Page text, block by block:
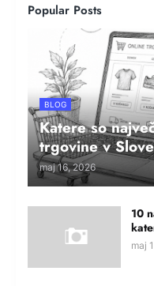
Popular Posts
BLOG
Katere so
trgovine v
maj 16, 2026
10
maj